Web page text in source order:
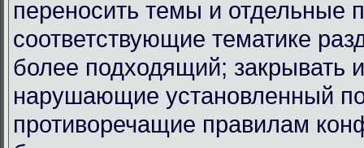
переносить темы и отдельные
соответствующие тематике
более подходящий; закрывать
нарушающие установленный
противоречащие правилам